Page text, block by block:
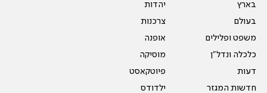
בארץ
בעולם
משפט ופלילים
כלכלה ונדל"ן
דעות
חדשות המגזר
יהדות
צרכנות
אופנה
מוסיקה
פיוטקאסט
ילדודס